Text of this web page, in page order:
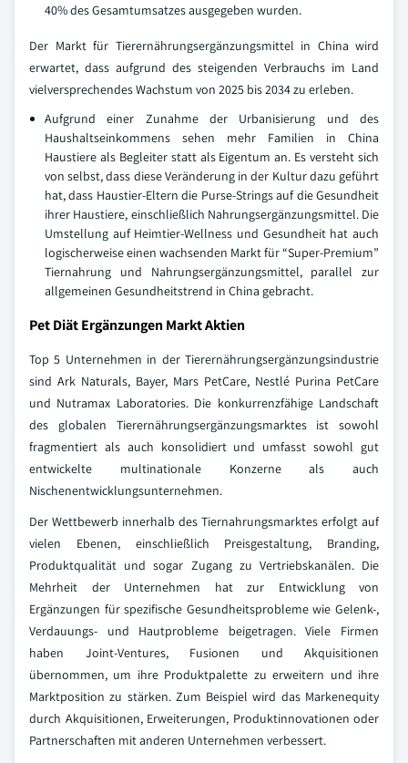
40% des Gesamtumsatzes ausgegeben wurden.
Der Markt für Tierernährungsergänzungsmittel in China wird
erwartet, dass aufgrund des steigenden Verbrauchs im Land
vielversprechendes Wachstum von 2025 bis 2034 zu erleben.
Aufgrund einer Zunahme der Urbanisierung und des
Haushaltseinkommens sehen mehr Familien in China
Haustiere als Begleiter statt als Eigentum an. Es versteht sich
von selbst, dass diese Veränderung in der Kultur dazu geführt
hat, dass Haustier-Eltern die Purse-Strings auf die Gesundheit
ihrer Haustiere, einschließlich Nahrungsergänzungsmittel. Die
Umstellung auf Heimtier-Wellness und Gesundheit hat auch
logischerweise einen wachsenden Markt für “Super-Premium”
Tiernahrung und Nahrungsergänzungsmittel, parallel zur
allgemeinen Gesundheitstrend in China gebracht.
Pet Diät Ergänzungen Markt Aktien
Top 5 Unternehmen in der Tierernährungsergänzungsindustrie
sind Ark Naturals, Bayer, Mars PetCare, Nestlé Purina PetCare
und Nutramax Laboratories. Die konkurrenzfähige Landschaft
des globalen Tierernährungsergänzungsmarktes ist sowohl
fragmentiert als auch konsolidiert und umfasst sowohl gut
entwickelte multinationale Konzerne als auch
Nischenentwicklungsunternehmen.
Der Wettbewerb innerhalb des Tiernahrungsmarktes erfolgt auf
vielen Ebenen, einschließlich Preisgestaltung, Branding,
Produktqualität und sogar Zugang zu Vertriebskanälen. Die
Mehrheit der Unternehmen hat zur Entwicklung von
Ergänzungen für spezifische Gesundheitsprobleme wie Gelenk-,
Verdauungs- und Hautprobleme beigetragen. Viele Firmen
haben Joint-Ventures, Fusionen und Akquisitionen
übernommen, um ihre Produktpalette zu erweitern und ihre
Marktposition zu stärken. Zum Beispiel wird das Markenequity
durch Akquisitionen, Erweiterungen, Produktinnovationen oder
Partnerschaften mit anderen Unternehmen verbessert.